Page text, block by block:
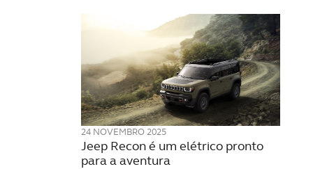
24 NOVEMBRO 2025
Jeep Recon é um elétrico pronto
para a aventura